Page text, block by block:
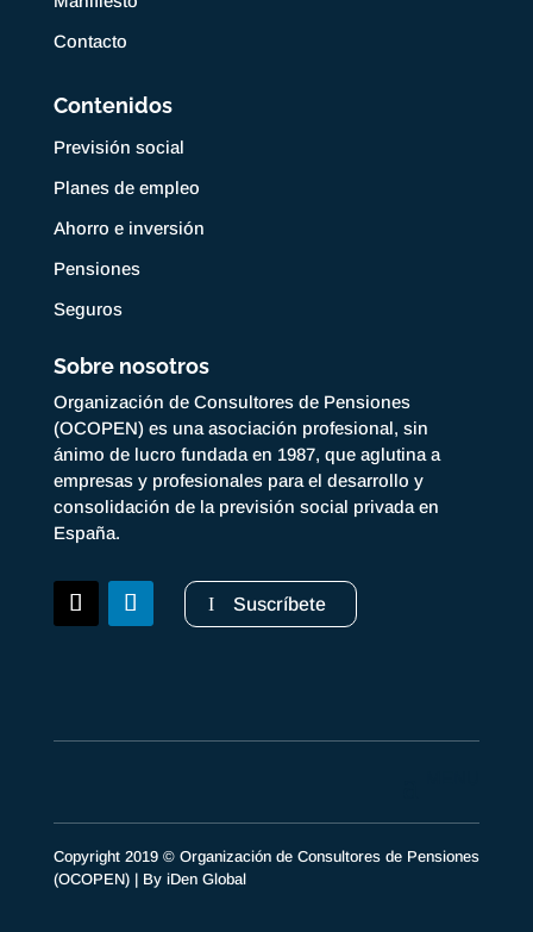
Contacto
Contenidos
Previsión social
Planes de empleo
Ahorro e inversión
Pensiones
Seguros
Sobre nosotros
Organización de Consultores de Pensiones
(OCOPEN) es una asociación profesional, sin
ánimo de lucro fundada en 1987, que aglutina a
empresas y profesionales para el desarrollo y
consolidación de la previsión social privada en
España.
Suscríbete
Copyright 2019 © Organización de Consultores de Pensiones
(OCOPEN) | By iDen Global